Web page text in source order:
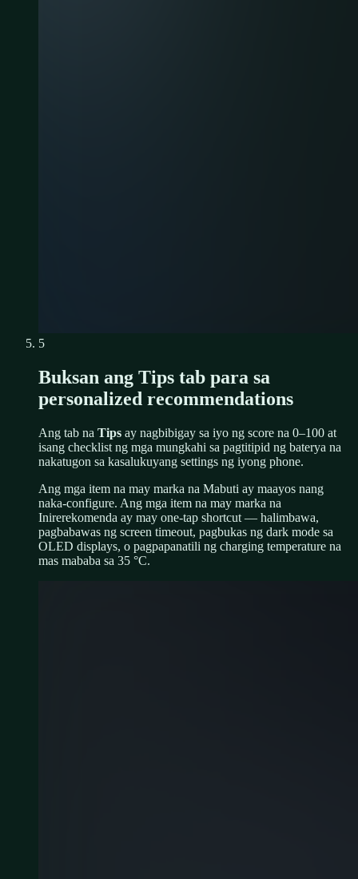
5
Buksan ang Tips tab para sa
personalized recommendations
Ang tab na Tips ay nagbibigay sa iyo ng score na 0–100 at
isang checklist ng mga mungkahi sa pagtitipid ng baterya na
nakatugon sa kasalukuyang settings ng iyong phone.
Ang mga item na may marka na Mabuti ay maayos nang
naka-configure. Ang mga item na may marka na
Inirerekomenda ay may one-tap shortcut — halimbawa,
pagbabawas ng screen timeout, pagbukas ng dark mode sa
OLED displays, o pagpapanatili ng charging temperature na
mas mababa sa 35 °C.